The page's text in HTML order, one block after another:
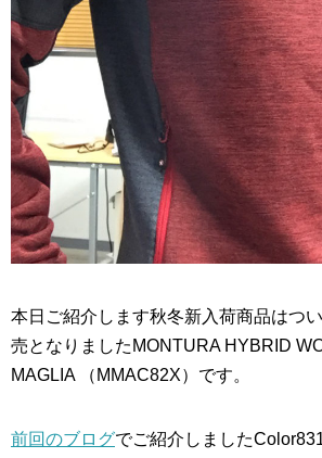
本日ご紹介します秋冬新入荷商品はつ
売となりましたMONTURA HYBRID
MAGLIA （MMAC82X）です。
前回のブログでご紹介しました